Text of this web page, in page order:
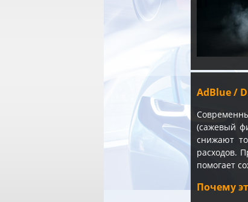
AdBlue /
(сажевый
снижают
расходов.
помогает
Почему